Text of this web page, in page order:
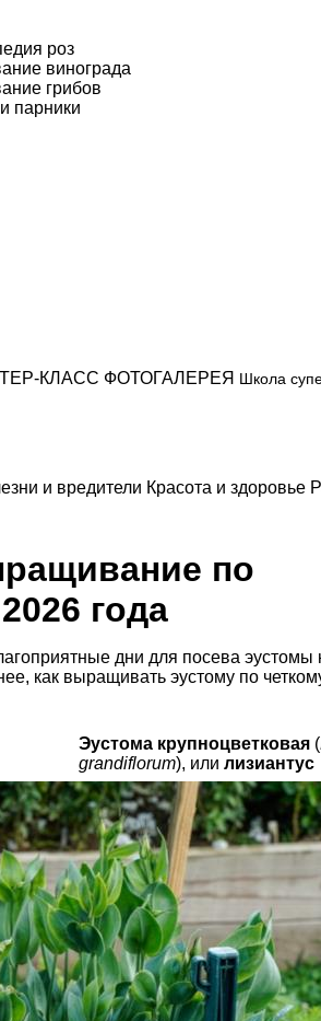
роз
винограда
грибов
парники
КЛАСС ФОТОГАЛЕРЕЯ Школа
и вредители Красота и здоровье
по
года
дни для посева эустомы
как выращивать эустому по
Эустома крупноцветковая(
grandiflorum), или лизиантус